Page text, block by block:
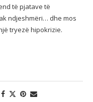
të pjatave të
ndjeshmëri… dhe mos
tryezë hipokrizie.